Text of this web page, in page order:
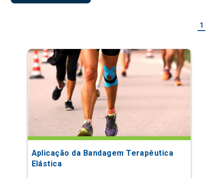
1
Aplicação da Bandagem Terapêutica
Elástica